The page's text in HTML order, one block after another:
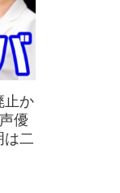
止か
優
は二